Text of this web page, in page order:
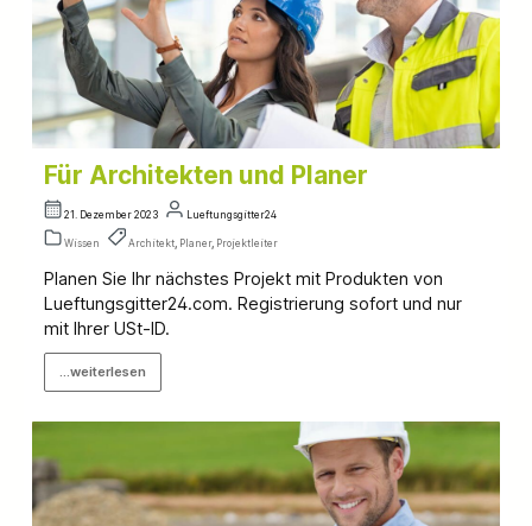
Für Architekten und Planer
21. Dezember 2023 Lueftungsgitter24
Wissen Architekt, Planer, Projektleiter
Planen Sie Ihr nächstes Projekt mit Produkten von
Lueftungsgitter24.com. Registrierung sofort und nur
mit Ihrer USt-ID.
...weiterlesen